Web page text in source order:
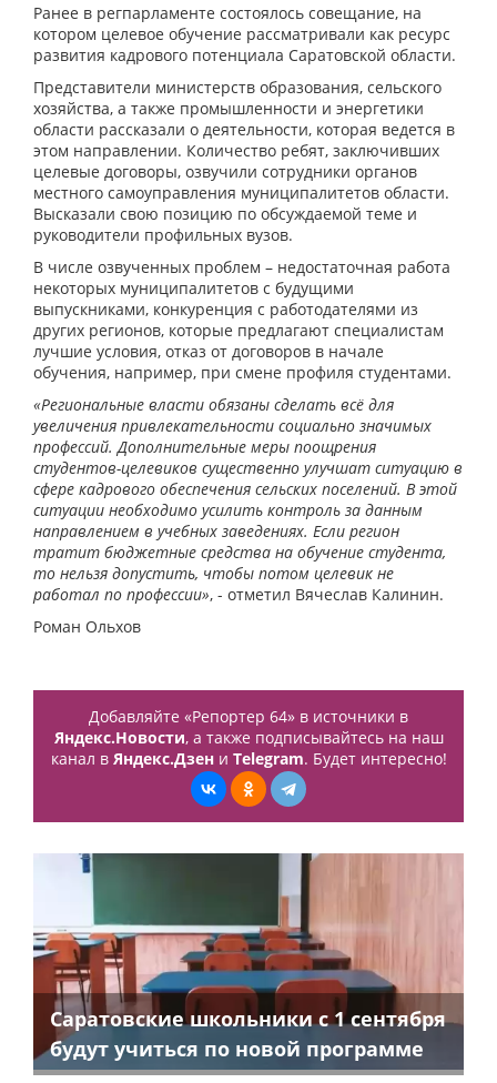
Ранее в регпарламенте состоялось совещание, на
котором целевое обучение рассматривали как ресурс
развития кадрового потенциала Саратовской области.
Представители министерств образования, сельского
хозяйства, а также промышленности и энергетики
области рассказали о деятельности, которая ведется в
этом направлении. Количество ребят, заключивших
целевые договоры, озвучили сотрудники органов
местного самоуправления муниципалитетов области.
Высказали свою позицию по обсуждаемой теме и
руководители профильных вузов.
В числе озвученных проблем – недостаточная работа
некоторых муниципалитетов с будущими
выпускниками, конкуренция с работодателями из
других регионов, которые предлагают специалистам
лучшие условия, отказ от договоров в начале
обучения, например, при смене профиля студентами.
«Региональные власти обязаны сделать всё для
увеличения привлекательности социально значимых
профессий. Дополнительные меры поощрения
студентов-целевиков существенно улучшат ситуацию в
сфере кадрового обеспечения сельских поселений. В этой
ситуации необходимо усилить контроль за данным
направлением в учебных заведениях. Если регион
тратит бюджетные средства на обучение студента,
то нельзя допустить, чтобы потом целевик не
работал по профессии», - отметил Вячеслав Калинин.
Роман Ольхов
Добавляйте «Репортер 64» в источники в
Яндекс.Новости, а также подписывайтесь на наш
канал в Яндекс.Дзени Telegram. Будет интересно!
Саратовские школьники с 1 сентября
будут учиться по новой программе